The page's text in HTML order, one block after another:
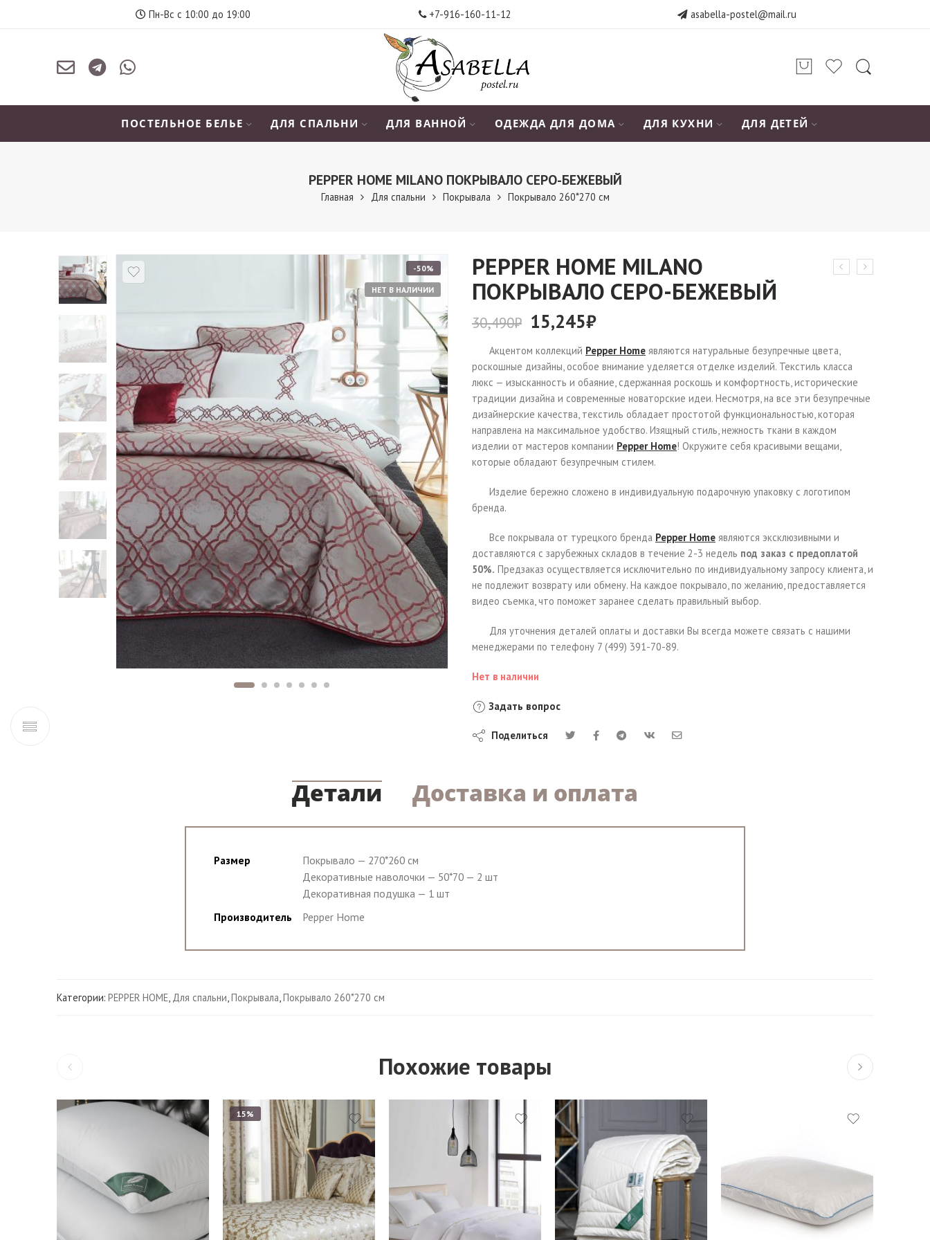
Пн-Вс с 10:00 до 19:00 +7-916-160-11-12 asabella-postel@mail.ru
ПОСТЕЛЬНОЕ БЕЛЬЕ ДЛЯ СПАЛЬНИ ДЛЯ ВАННОЙ ОДЕЖДА ДЛЯ ДОМА ДЛЯ КУХНИ ДЛЯ ДЕТЕЙ
PEPPER HOME MILANO ПОКРЫВАЛО СЕРО-БЕЖЕВЫЙ
Главная Для спальни Покрывала Покрывало 260*270 см
-50%
НЕТ В НАЛИЧИИ
PEPPER HOME MILANO
ПОКРЫВАЛО СЕРО-БЕЖЕВЫЙ
30,490₽ 15,245₽
Акцентом коллекций Pepper Home являются натуральные безупречные цвета,
роскошные дизайны, особое внимание уделяется отделке изделий. Текстиль класса
люкс — изысканность и обаяние, сдержанная роскошь и комфортность, исторические
традиции дизайна и современные новаторские идеи. Несмотря, на все эти безупречные
дизайнерские качества, текстиль обладает простотой функциональностью, которая
направлена на максимальное удобство. Изящный стиль, нежность ткани в каждом
изделии от мастеров компании Pepper Home! Окружите себя красивыми вещами,
которые обладают безупречным стилем.
Изделие бережно сложено в индивидуальную подарочную упаковку с логотипом
бренда.
Все покрывала от турецкого бренда Pepper Home являются эксклюзивными и
доставляются с зарубежных складов в течение 2-3 недель под заказ с предоплатой
50%. Предзаказ осуществляется исключительно по индивидуальному запросу клиента, и
не подлежит возврату или обмену. На каждое покрывало, по желанию, предоставляется
видео съемка, что поможет заранее сделать правильный выбор.
Для уточнения деталей оплаты и доставки Вы всегда можете связать с нашими
менеджерами по телефону 7 (499) 391-70-89.
Нет в наличии
Задать вопрос
Поделиться
Детали Доставка и оплата
Размер
Покрывало — 270*260 см
Декоративные наволочки — 50*70 — 2 шт
Декоративная подушка — 1 шт
Производитель
Pepper Home
Категории: PEPPER HOME, Для спальни,Покрывала,Покрывало 260*270 см
Похожие товары
Подушки 50*70 см.
15%
Евро (240*260 см.)
Евро Макси (260*260
Облегченное-160 г/м
Средние-300 г/м
1,5 (140*205 см.)
1,5 (150*200 см.)
Подушки 50*70 см.
Подушки 50*90 см